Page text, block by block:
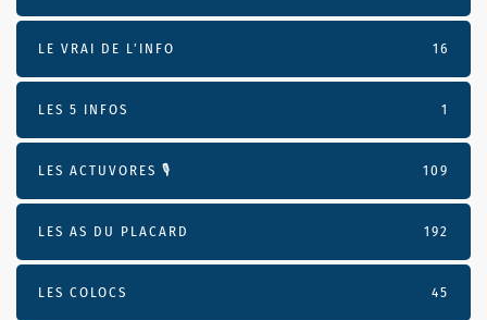
LE VRAI DE L’INFO 16
LES 5 INFOS 1
LES ACTUVORES 🎙 109
LES AS DU PLACARD 192
LES COLOCS 45